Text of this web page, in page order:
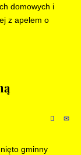
domowych i
z apelem o
gminny